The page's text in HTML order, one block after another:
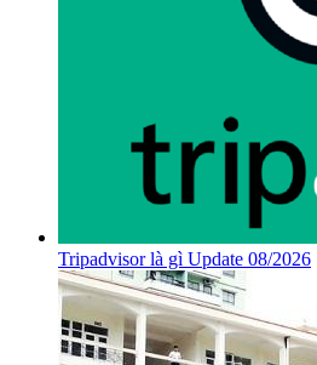
Tripadvisor là gì Update 08/2026